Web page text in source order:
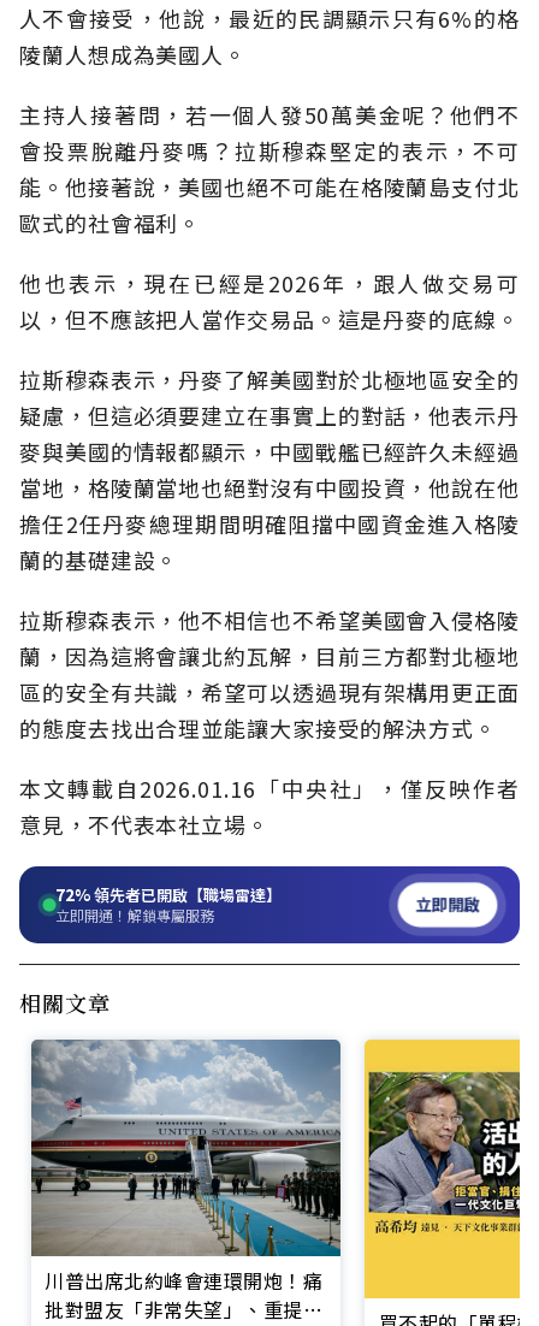
人不會接受，他說，最近的民調顯示只有6%的格
陵蘭人想成為美國人。
主持人接著問，若一個人發50萬美金呢？他們不
會投票脫離丹麥嗎？拉斯穆森堅定的表示，不可
能。他接著說，美國也絕不可能在格陵蘭島支付北
歐式的社會福利。
他也表示，現在已經是2026年，跟人做交易可
以，但不應該把人當作交易品。這是丹麥的底線。
拉斯穆森表示，丹麥了解美國對於北極地區安全的
疑慮，但這必須要建立在事實上的對話，他表示丹
麥與美國的情報都顯示，中國戰艦已經許久未經過
當地，格陵蘭當地也絕對沒有中國投資，他說在他
擔任2任丹麥總理期間明確阻擋中國資金進入格陵
蘭的基礎建設。
拉斯穆森表示，他不相信也不希望美國會入侵格陵
蘭，因為這將會讓北約瓦解，目前三方都對北極地
區的安全有共識，希望可以透過現有架構用更正面
的態度去找出合理並能讓大家接受的解決方式。
本文轉載自2026.01.16「中央社」，僅反映作者
意見，不代表本社立場。
72%領先者已開啟【職場雷達】
立即開通！解鎖專屬服務 立即開啟
相關文章
川普出席北約峰會連環開炮！痛
批對盟友「非常失望」、重提收